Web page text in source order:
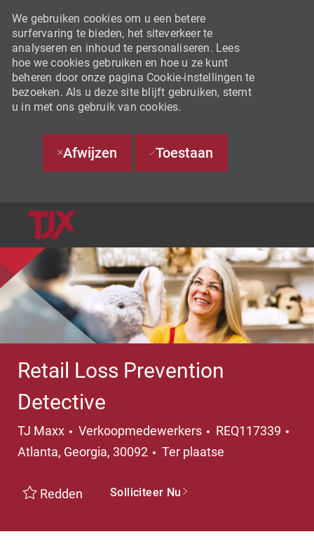
We gebruiken cookies om u een betere
surfervaring te bieden, het siteverkeer te
analyseren en inhoud te personaliseren. Lees
hoe we cookies gebruiken en hoe u ze kunt
beheren door onze pagina Cookie-instellingen te
bezoeken. Als u deze site blijft gebruiken, stemt
u in met ons gebruik van cookies.
Afwijzen Toestaan
Retail Loss Prevention
Detective
TJ Maxx Categorie
Verkoopmedewerkers REQ117339
Atlanta, Georgia, 30092
Ter plaatse
Redden Solliciteer Nu